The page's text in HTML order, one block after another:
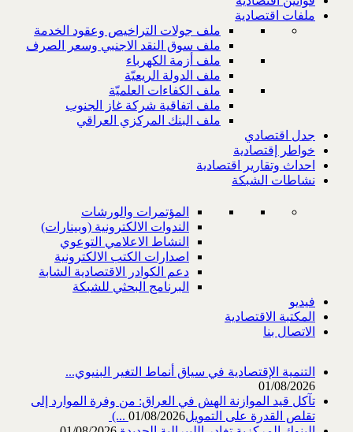
ملفات اقتصادية
ملف جولات التراخيص وعقود الخدمة
ملف سوق النقد الاجنبي وسعر الصرف
ملف أزمة الكهرباء
ملف الدولة الريعيّة
ملف الكفاءات العلميّة
ملف اتفاقية شركة غاز الجنوب
ملف البنك المركزي العراقي
جدل اقتصادي
خواطر إقتصادية
احداث وتقارير اقتصادية
نشاطات الشبكة
المؤتمرات والورشات
الندوات الالكترونية (وبينارات)
النشاط الاعلامي التوعوي
اصدارات الكتب الالكترونية
دعم الكوادر الاقتصادية الشابة
البرنامج البحثي للشبكة
فيديو
المكتبة الاقتصادية
الاتصال بنا
التنمية الإقتصادية في سياق أنماط التغير البنيوي...
01/08/2026
تآكل قيد الموازنة الهش في العراق: من وفرة الموارد إلى
تقلص القدرة على التمويل‎ (...01/08/2026